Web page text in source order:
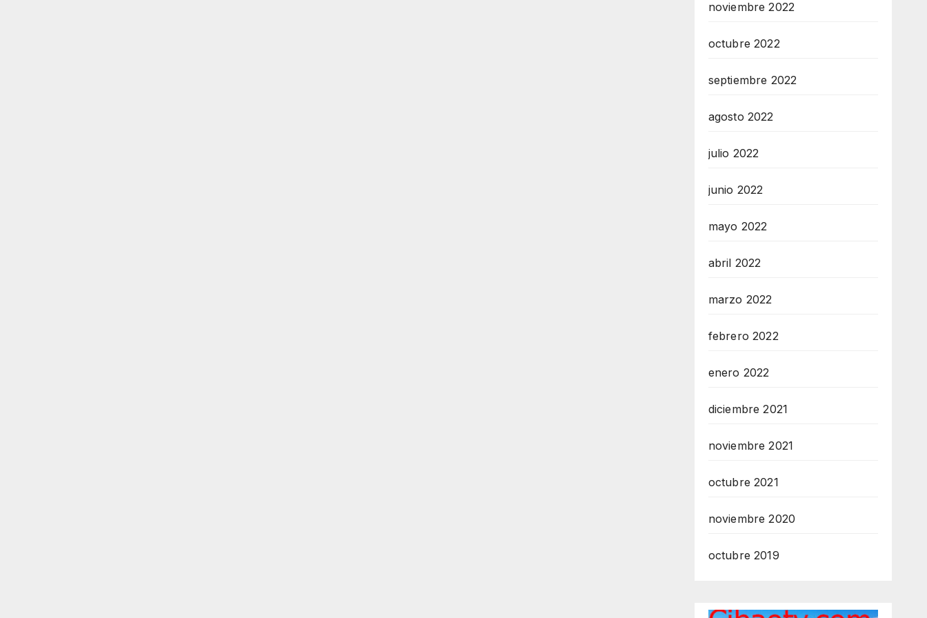
noviembre 2022
octubre 2022
septiembre 2022
agosto 2022
julio 2022
junio 2022
mayo 2022
abril 2022
marzo 2022
febrero 2022
enero 2022
diciembre 2021
noviembre 2021
octubre 2021
noviembre 2020
octubre 2019